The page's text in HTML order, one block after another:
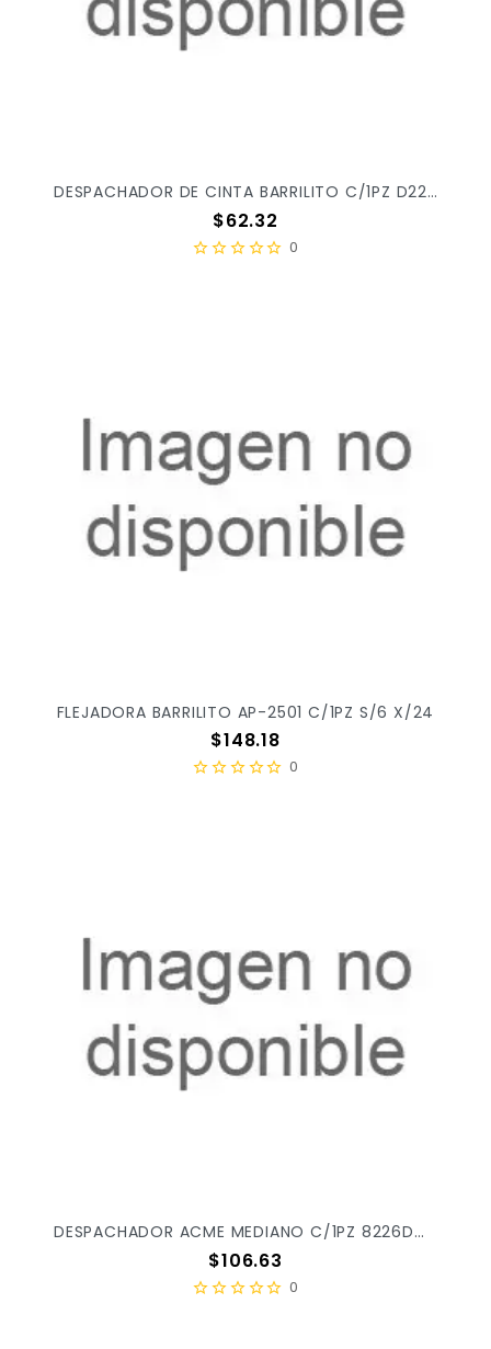
DESPACHADOR DE CINTA BARRILITO C/1PZ D222 S/12 X/24
Precio
$62.32
0
FLEJADORA BARRILITO AP-2501 C/1PZ S/6 X/24
Precio
$148.18
0
DESPACHADOR ACME MEDIANO C/1PZ 8226DME X/24
Precio
$106.63
0